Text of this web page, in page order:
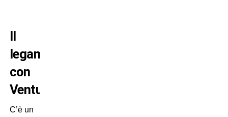
Il
legame
con
Ventura
C’è un